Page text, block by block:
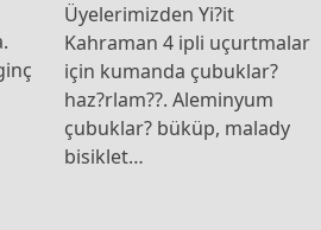
Üyelerimizden Yi?it
Kahraman 4 ipli uçurtmalar
için kumanda çubuklar?
haz?rlam??. Aleminyum
çubuklar? büküp, malady
bisiklet…